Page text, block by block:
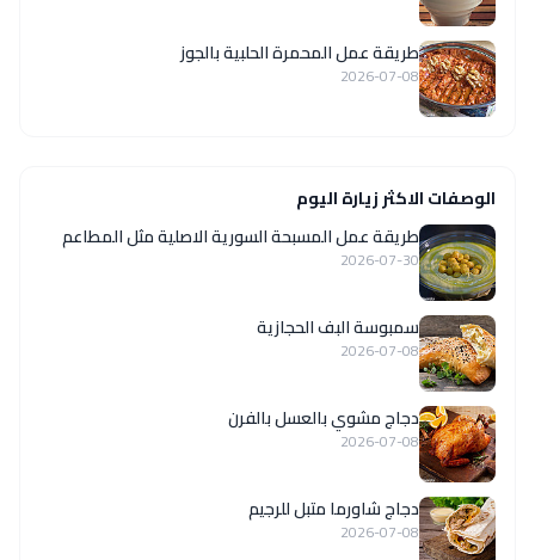
طريقة عمل المحمرة الحلبية بالجوز
2026-07-08
الوصفات الاكثر زيارة اليوم
‏طريقة عمل المسبحة السورية الاصلية مثل المطاعم
2026-07-30
سمبوسة البف الحجازية
2026-07-08
دجاج مشوي بالعسل بالفرن
2026-07-08
دجاج شاورما متبل للرجيم
2026-07-08